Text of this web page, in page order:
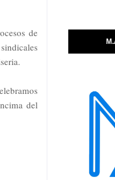
de
del